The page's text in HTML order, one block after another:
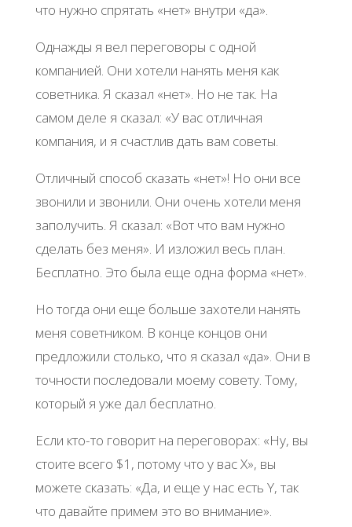
что нужно спрятать «нет» внутри «да».
Однажды я вел переговоры с одной
компанией. Они хотели нанять меня как
советника. Я сказал «нет». Но не так. На
самом деле я сказал: «У вас отличная
компания, и я счастлив дать вам советы.
Отличный способ сказать «нет»! Но они все
звонили и звонили. Они очень хотели меня
заполучить. Я сказал: «Вот что вам нужно
сделать без меня». И изложил весь план.
Бесплатно. Это была еще одна форма «нет».
Но тогда они еще больше захотели нанять
меня советником. В конце концов они
предложили столько, что я сказал «да». Они в
точности последовали моему совету. Тому,
который я уже дал бесплатно.
Если кто-то говорит на переговорах: «Ну, вы
стоите всего $1, потому что у вас X», вы
можете сказать: «Да, и еще у нас есть Y, так
что давайте примем это во внимание».